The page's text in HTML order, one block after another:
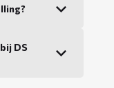
DS